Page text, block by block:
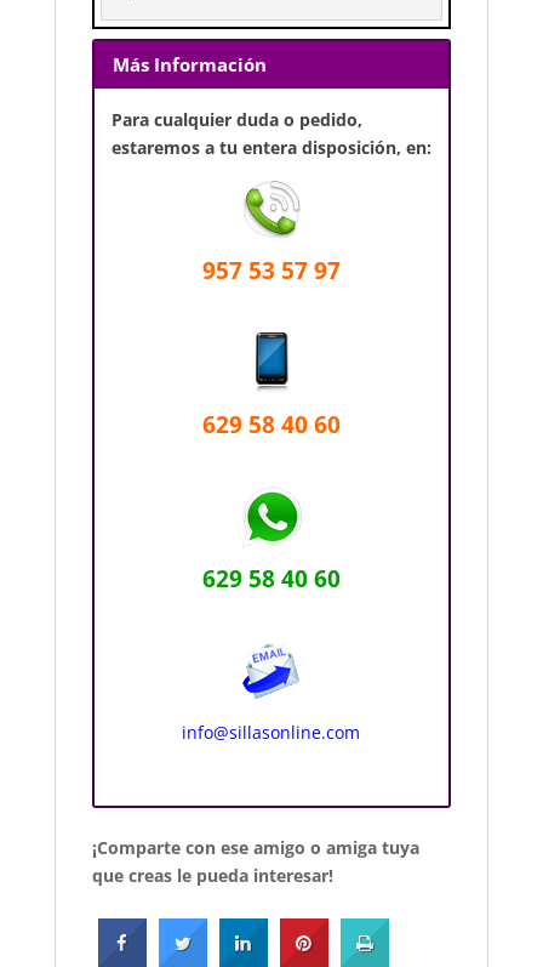
Más Información
Para cualquier duda o pedido,
estaremos a tu entera disposición, en:
957 53 57 97
629 58 40 60
629 58 40 60
info@sillasonline.com
¡Comparte con ese amigo o amiga tuya
que creas le pueda interesar!